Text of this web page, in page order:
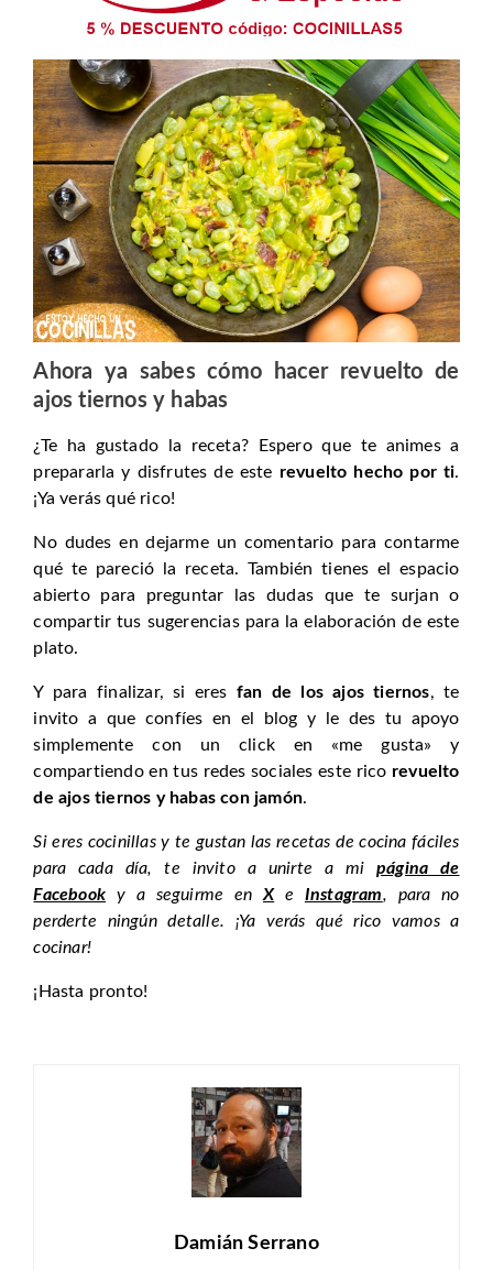
Ahora ya sabes cómo hacer revuelto de
ajos tiernos y habas
¿Te ha gustado la receta? Espero que te animes a
prepararla y disfrutes de este revuelto hecho por ti.
¡Ya verás qué rico!
No dudes en dejarme un comentario para contarme
qué te pareció la receta. También tienes el espacio
abierto para preguntar las dudas que te surjan o
compartir tus sugerencias para la elaboración de este
plato.
Y para finalizar, si eres fan de los ajos tiernos, te
invito a que confíes en el blog y le des tu apoyo
simplemente con un click en «me gusta» y
compartiendo en tus redes sociales este rico revuelto
de ajos tiernos y habas con jamón.
Si eres cocinillas y te gustan las recetas de cocina fáciles
para cada día, te invito a unirte a mipágina de
Facebook y a seguirme enXe Instagram, para no
perderte ningún detalle. ¡Ya verás qué rico vamos a
cocinar!
¡Hasta pronto!
Damián Serrano